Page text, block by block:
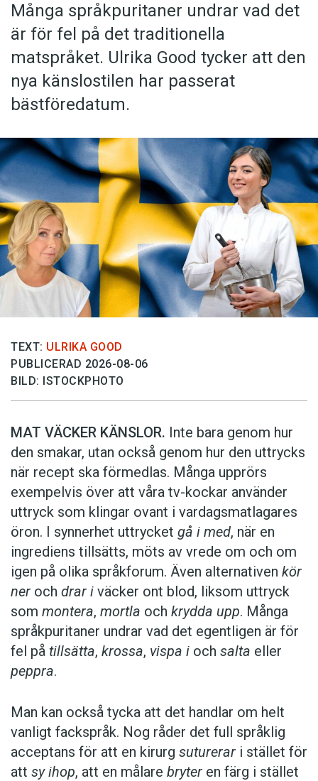
Många språkpuritaner undrar vad det
är för fel på det traditionella
matspråket. Ulrika Good tycker att den
nya känslostilen har passerat
bästföredatum.
TEXT: ULRIKA GOOD
PUBLICERAD 2026-08-06
BILD: ISTOCKPHOTO
MAT VÄCKER KÄNSLOR. Inte bara genom hur
den smakar, utan också genom hur den uttrycks
när recept ska förmedlas. Många upprörs
exempelvis över att våra tv-kockar använder
uttryck som klingar ovant i vardagsmatlagares
öron. I synnerhet uttrycket gå i med, när en
ingrediens tillsätts, möts av vrede om och om
igen på olika språkforum. Även alternativen kör
ner och drar i väcker ont blod, liksom uttryck
som montera, mortla och krydda upp. Många
språkpuritaner undrar vad det egentligen är för
fel på tillsätta, krossa, vispa i och salta eller
peppra.
Man kan också tycka att det handlar om helt
vanligt fackspråk. Nog råder det full språklig
acceptans för att en kirurg suturerar i stället för
att sy ihop, att en målare bryter en färg i stället